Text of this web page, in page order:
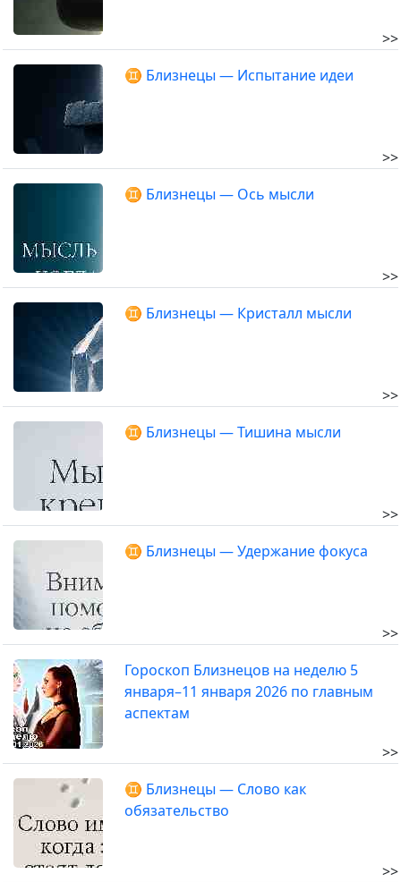
>>
♊ Близнецы — Испытание идеи
>>
♊ Близнецы — Ось мысли
>>
♊ Близнецы — Кристалл мысли
>>
♊ Близнецы — Тишина мысли
>>
♊ Близнецы — Удержание фокуса
>>
Гороскоп Близнецов на неделю 5
января–11 января 2026 по главным
аспектам
>>
♊ Близнецы — Слово как
обязательство
>>